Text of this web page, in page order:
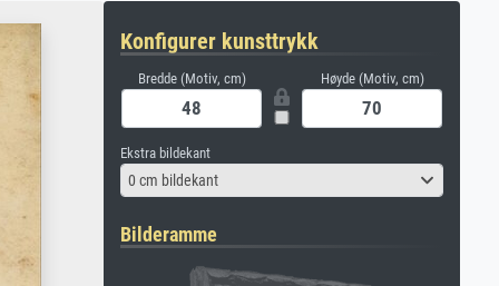
Konfigurer kunsttrykk
Bredde (Motiv, cm) Høyde (Motiv, cm)
Ekstra bildekant
0 cm bildekant
Bilderamme